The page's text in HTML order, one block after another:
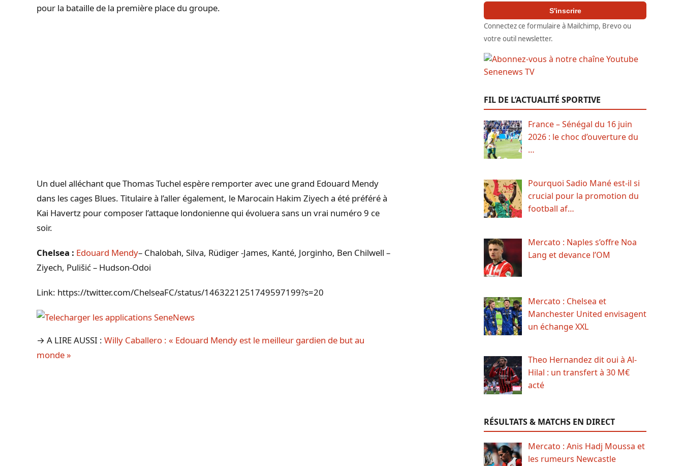
pour la bataille de la première place du groupe.
Un duel alléchant que Thomas Tuchel espère remporter avec une grand Edouard Mendy
dans les cages Blues. Titulaire à l’aller également, le Marocain Hakim Ziyech a été préféré à
Kai Havertz pour composer l’attaque londonienne qui évoluera sans un vrai numéro 9 ce
soir.
Chelsea : Edouard Mendy– Chalobah, Silva, Rüdiger -James, Kanté, Jorginho, Ben Chilwell –
Ziyech, Pulišić – Hudson-Odoi
Link: https://twitter.com/ChelseaFC/status/1463221251749597199?s=20
→ A LIRE AUSSI : Willy Caballero : « Edouard Mendy est le meilleur gardien de but au
monde »
S'inscrire
Connectez ce formulaire à Mailchimp, Brevo ou
votre outil newsletter.
FIL DE L’ACTUALITÉ SPORTIVE
France – Sénégal du 16 juin
2026 : le choc d’ouverture du
…
Pourquoi Sadio Mané est-il si
crucial pour la promotion du
football af…
Mercato : Naples s’offre Noa
Lang et devance l’OM
Mercato : Chelsea et
Manchester United envisagent
un échange XXL
Theo Hernandez dit oui à Al-
Hilal : un transfert à 30 M€
acté
RÉSULTATS & MATCHS EN DIRECT
Mercato : Anis Hadj Moussa et
les rumeurs Newcastle